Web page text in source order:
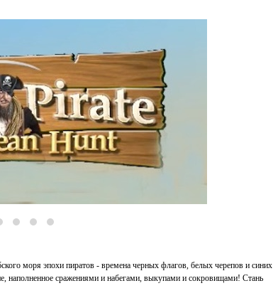
моря эпохи пиратов - времена черных флагов, белых черепов и синих
наполненное сражениями и набегами, выкупами и сокровищами! Стань